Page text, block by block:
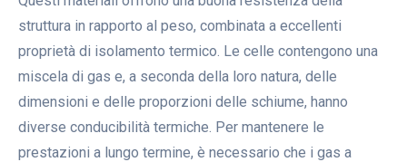
struttura in rapporto al peso, combinata a eccellenti
proprietà di isolamento termico. Le celle contengono una
miscela di gas e, a seconda della loro natura, delle
dimensioni e delle proporzioni delle schiume, hanno
diverse conducibilità termiche. Per mantenere le
prestazioni a lungo termine, è necessario che i gas a